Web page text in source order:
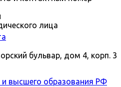
лица
бульвар, дом 4, корп. 3
и высшего образования РФ